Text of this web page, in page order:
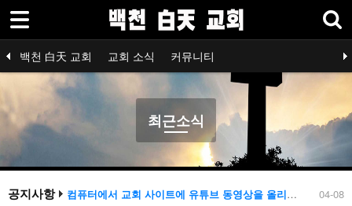
백천 白天 교회 교회 소식 커뮤니티
공지사항 최근소식 교회예배 기독교 소식 은혜와 찬양
신학 /종교 /철학 / 장년회 자유게시판
최근소식
공지사항 04-08
컴퓨터에서 교회 사이트에 유튜브 동영상을 올리시는 방법 설명
로그인 회원가입
Select language
백천 白天 교회
교회 소식
- 공지사항
Sketchbook5, 스케치북5
Sketchbook5, 스케치북5